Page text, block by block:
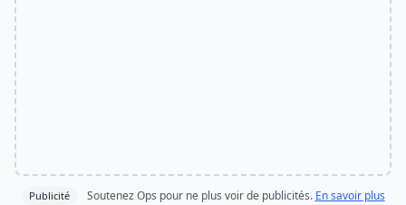
Publicité Soutenez Ops pour ne plus voir de publicités. En savoir plus